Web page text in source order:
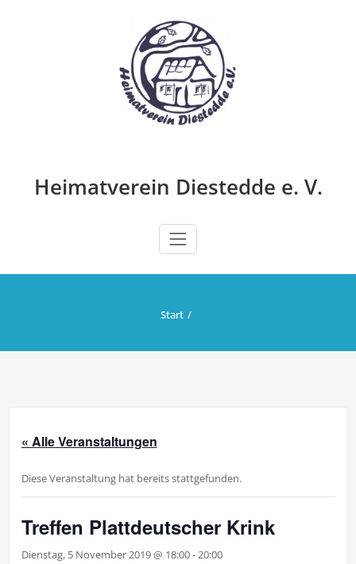
Heimatverein Diestedde e. V.
Start
« Alle Veranstaltungen
Diese Veranstaltung hat bereits stattgefunden.
Treffen Plattdeutscher Krink
Dienstag, 5 November 2019 @ 18:00-20:00